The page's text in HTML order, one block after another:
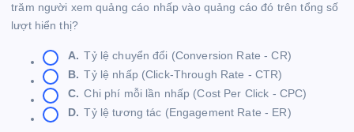
trăm người xem quảng cáo nhấp vào quảng cáo đó trên tổng số
lượt hiển thị?
A. Tỷ lệ chuyển đổi (Conversion Rate - CR)
B. Tỷ lệ nhấp (Click-Through Rate - CTR)
C. Chi phí mỗi lần nhấp (Cost Per Click - CPC)
D. Tỷ lệ tương tác (Engagement Rate - ER)